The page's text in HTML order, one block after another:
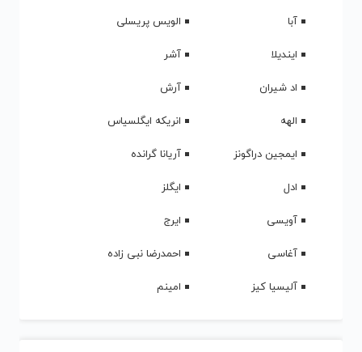
آبا
الویس پریسلی
ایندیلا
آشر
اد شیران
آرش
الهه
انریکه ایگلسیاس
ایمجین دراگونز
آریانا گرانده
ادل
ایگلز
آویسی
ایرج
آغاسی
احمدرضا نبی زاده
آلیسیا کیز
امینم